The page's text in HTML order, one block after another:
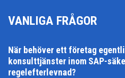
VANLIGA FRÅGOR
När behöver ett företag
konsulttjänster inom SAP-
regelefterlevnad?